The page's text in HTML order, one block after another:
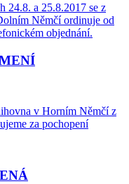
24.8. a 25.8.2017 se z
Němčí ordinuje od
objednání.
v Horním Němčí z
za pochopení